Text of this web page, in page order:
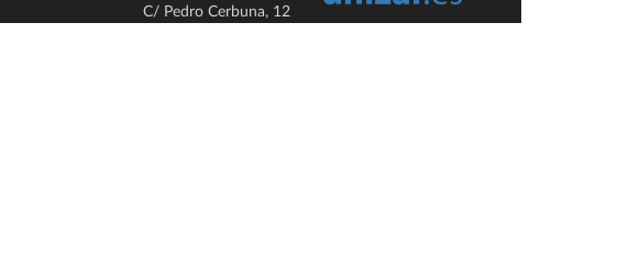
C/ Pedro Cerbuna, 12